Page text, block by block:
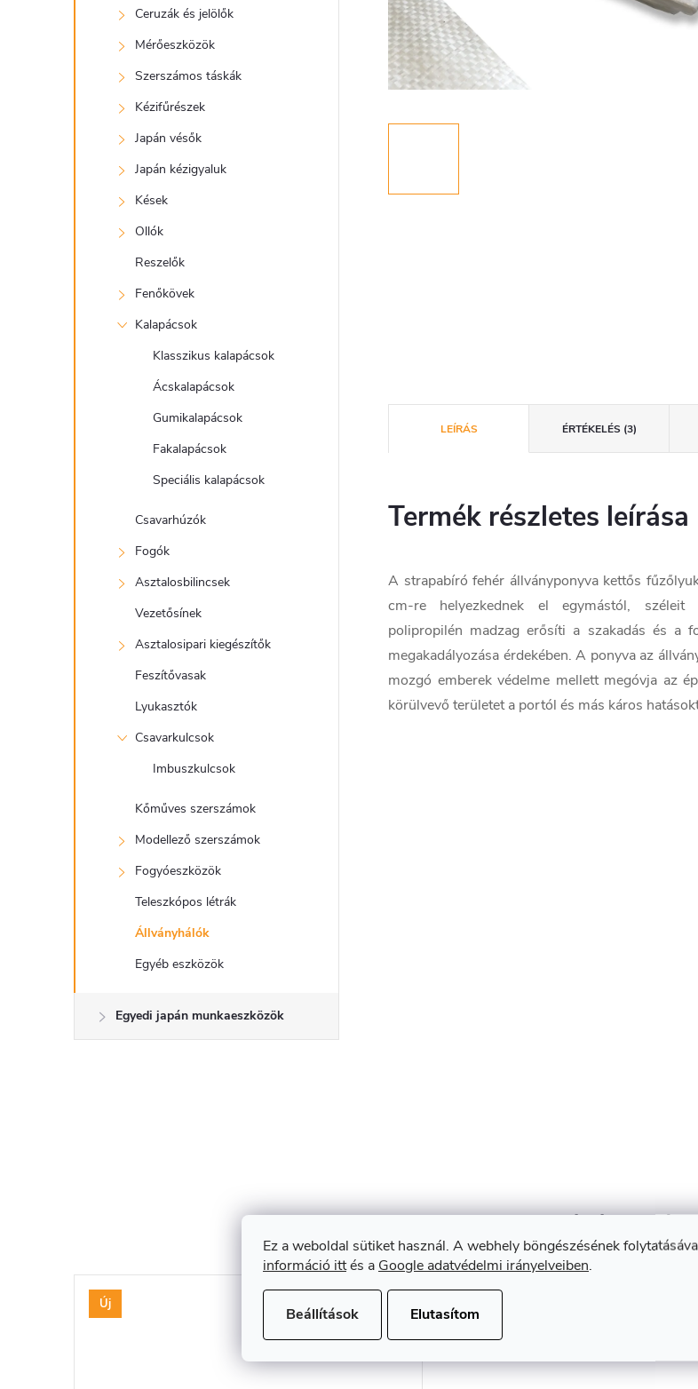
Ez a weboldal sütiket használ. A webhely böngészésének
információ ittés a Google adatvédelmi irányelveiben.
Beállítások Elutasítom
Ceruzák és jelölők
Mérőeszközök
Szerszámos táskák
Kézifűrészek
Japán vésők
Japán kézigyaluk
Kések
Ollók
Reszelők
Fenőkövek
Kalapácsok
Klasszikus kalapácsok
Ácskalapácsok
Gumikalapácsok
Fakalapácsok
Speciális kalapácsok
Csavarhúzók
Fogók
Asztalosbilincsek
Vezetősínek
Asztalosipari kiegészítők
Feszítővasak
Lyukasztók
Csavarkulcsok
Imbuszkulcsok
Kőműves szerszámok
Modellező szerszámok
Fogyóeszközök
Teleszkópos létrák
Állványhálók
Egyéb eszközök
Egyedi japán munkaeszközök
LEÍRÁS ÉRTÉKELÉS (3)
Termék részletes leírása
A strapabíró fehér állványponyva kettős
cm-re helyezkednek el egymástól, széleit
polipropilén madzag erősíti a szakadás és a
megakadályozása érdekében. A ponyva az
mozgó emberek védelme mellett megóvja az
körülvevő területet a portól és más káros
Kapcsolódó
Új